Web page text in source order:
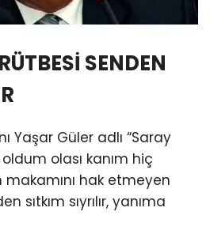
SENDEN
Yaşar Güler adlı “Saray
olası kanım hiç
makamını hak etmeyen
sıtkım sıyrılır, yanıma